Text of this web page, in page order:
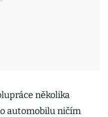
několika
automobilu ničím